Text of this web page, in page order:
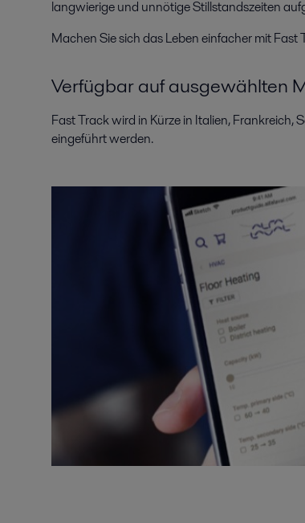
langwierige und unnötige Stillstandszeiten
Machen Sie sich das Leben einfacher mit Fast
Verfügbar auf ausgewählten
Fast Track wird in Kürze in Italien,
eingeführt werden.